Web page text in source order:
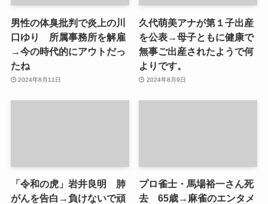
男性の体臭批判で炎上の川
口ゆり 所属事務所を解雇
→今の時代的にアウトだっ
たね
2024年8月11日
久代萌美アナが第１子出産
を公表→母子ともに健康で
無事ご出産されたようで何
よりです。
2024年8月9日
「令和の虎」岩井良明 肺
がんを告白→負けないで頑
プロ雀士・馬場裕一さん死
去 65歳→麻雀のエンタメ